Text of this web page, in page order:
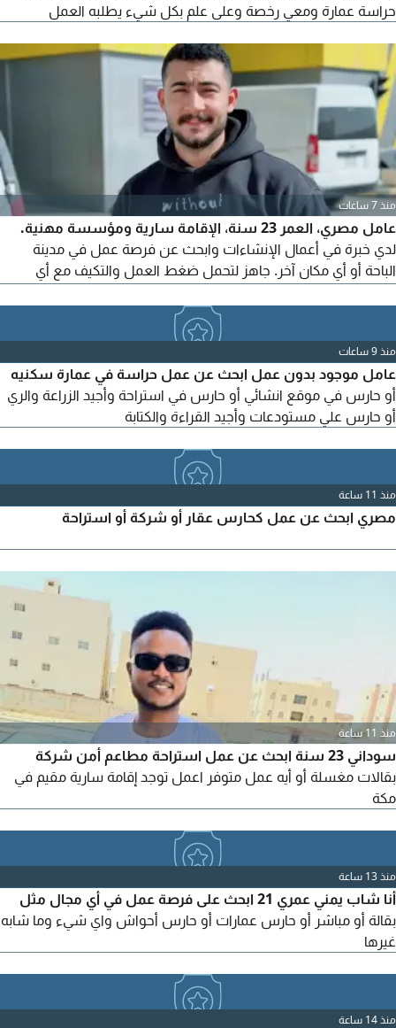
حراسة عمارة ومعي رخصة وعلى علم بكل شيء يطلبه العمل
منذ 7 ساعات
عامل مصري، العمر 23 سنة، الإقامة سارية ومؤسسة مهنية.
لدي خبرة في أعمال الإنشاءات وابحث عن فرصة عمل في مدينة
الباحة أو أي مكان آخر. جاهز لتحمل ضغط العمل والتكيف مع أي
منذ 9 ساعات
عامل موجود بدون عمل ابحث عن عمل حراسة في عمارة سكنيه
أو حارس في موقع انشائي أو حارس في استراحة وأجيد الزراعة والري
أو حارس علي مستودعات وأجيد القراءة والكتابة
منذ 11 ساعة
مصري ابحث عن عمل كحارس عقار أو شركة أو استراحة
منذ 11 ساعة
سوداني 23 سنة ابحث عن عمل استراحة مطاعم أمن شركة
بقالات مغسلة أو أيه عمل متوفر اعمل توجد إقامة سارية مقيم في
مكة
منذ 13 ساعة
أنا شاب يمني عمري 21 ابحث على فرصة عمل في أي مجال مثل
بقالة أو مباشر أو حارس عمارات أو حارس أحواش واي شيء وما شابه
غيرها
منذ 14 ساعة